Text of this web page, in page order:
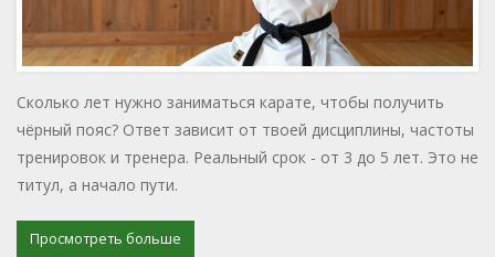
Сколько лет нужно заниматься карате, чтобы получить
чёрный пояс? Ответ зависит от твоей дисциплины, частоты
тренировок и тренера. Реальный срок - от 3 до 5 лет. Это не
титул, а начало пути.
Просмотреть больше